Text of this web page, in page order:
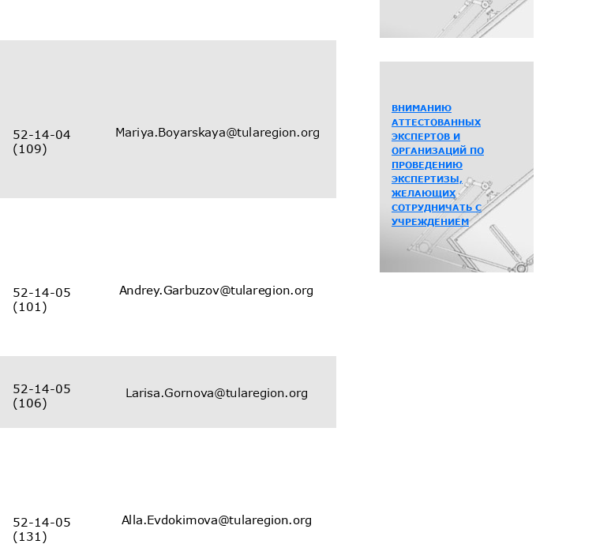
52-14-04
(109)
52-14-05
(101)
52-14-05
(106)
52-14-05
(131)
ВНИМАНИЮ
АТТЕСТОВАННЫХ
ЭКСПЕРТОВ И
ОРГАНИЗАЦИЙ ПО
ПРОВЕДЕНИЮ
ЭКСПЕРТИЗЫ,
ЖЕЛАЮЩИХ
СОТРУДНИЧАТЬ С
УЧРЕЖДЕНИЕМ